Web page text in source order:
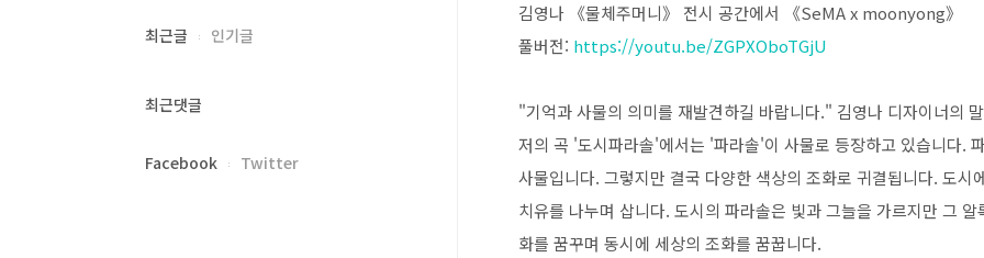
김영나 《물체주머니》 전시 공간에서 《SeMA x moonyong》
풀버전: https://youtu.be/ZGPXOboTGjU
"기억과 사물의 의미를 재발견하길 바랍니다." 김영나 디자이너의
저의 곡 '도시파라솔'에서는 '파라솔'이 사물로 등장하고 있습니다.
사물입니다. 그렇지만 결국 다양한 색상의 조화로 귀결됩니다. 도
치유를 나누며 삽니다. 도시의 파라솔은 빛과 그늘을 가르지만 그
화를 꿈꾸며 동시에 세상의 조화를 꿈꿉니다.
최근글 인기글
최근댓글
Facebook Twitter